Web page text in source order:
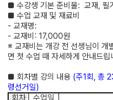
■ 수강생 기본 준비물: 교재, 필
■ 수업 교재 및 재료비
- 교재명:
- 교재비 : 17,000원
※ 교재비는 개강 전 선생님이 개
면 첫 수업 때 자세하게 안내드립
■ 회차별 강의 내용 (주1회, 총
령선거일)
회차
수업일